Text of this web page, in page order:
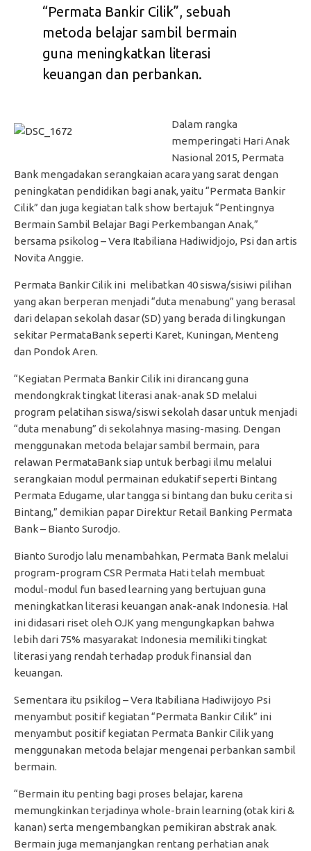
“Permata Bankir Cilik”, sebuah
metoda belajar sambil bermain
guna meningkatkan literasi
keuangan dan perbankan.
Dalam rangka
memperingati Hari Anak
Nasional 2015, Permata
Bank mengadakan serangkaian acara yang sarat dengan
peningkatan pendidikan bagi anak, yaitu “Permata Bankir
Cilik” dan juga kegiatan talk show bertajuk “Pentingnya
Bermain Sambil Belajar Bagi Perkembangan Anak,”
bersama psikolog – Vera Itabiliana Hadiwidjojo, Psi dan artis
Novita Anggie.
Permata Bankir Cilik ini melibatkan 40 siswa/sisiwi pilihan
yang akan berperan menjadi “duta menabung” yang berasal
dari delapan sekolah dasar (SD) yang berada di lingkungan
sekitar PermataBank seperti Karet, Kuningan, Menteng
dan Pondok Aren.
“Kegiatan Permata Bankir Cilik ini dirancang guna
mendongkrak tingkat literasi anak-anak SD melalui
program pelatihan siswa/siswi sekolah dasar untuk menjadi
“duta menabung” di sekolahnya masing-masing. Dengan
menggunakan metoda belajar sambil bermain, para
relawan PermataBank siap untuk berbagi ilmu melalui
serangkaian modul permainan edukatif seperti Bintang
Permata Edugame, ular tangga si bintang dan buku cerita si
Bintang,” demikian papar Direktur Retail Banking Permata
Bank – Bianto Surodjo.
Bianto Surodjo lalu menambahkan, Permata Bank melalui
program-program CSR Permata Hati telah membuat
modul-modul fun based learning yang bertujuan guna
meningkatkan literasi keuangan anak-anak Indonesia. Hal
ini didasari riset oleh OJK yang mengungkapkan bahwa
lebih dari 75% masyarakat Indonesia memiliki tingkat
literasi yang rendah terhadap produk finansial dan
keuangan.
Sementara itu psikilog – Vera Itabiliana Hadiwijoyo Psi
menyambut positif kegiatan “Permata Bankir Cilik” ini
menyambut positif kegiatan Permata Bankir Cilik yang
menggunakan metoda belajar mengenai perbankan sambil
bermain.
“Bermain itu penting bagi proses belajar, karena
memungkinkan terjadinya whole-brain learning (otak kiri &
kanan) serta mengembangkan pemikiran abstrak anak.
Bermain juga memanjangkan rentang perhatian anak